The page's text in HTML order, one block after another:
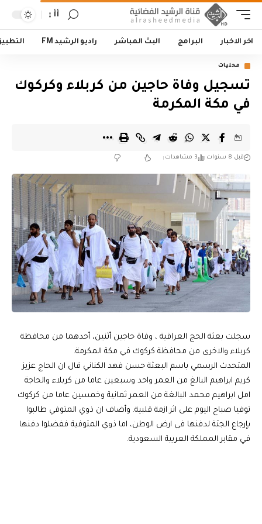
أأ
اخر الاخبار البرامج البث المباشر راديو الرشيد FM
محليات
تسجيل وفاة حاجين من كربلاء وكركوك
في مكة المكرمة
قبل 8 سنوات 3 مشاهدات
سجلت بعثة الحج العراقية ، وفاة حاجين أثنين، أحدهما من محافظة
كربلاء والاخرى من محافظة كركوك في مكة المكرمة.
المتحدث الرسمي باسم البعثة حسن فهد الكناني قال ان الحاج عزيز
كريم ابراهيم البالغ من العمر واحد وسبعين عاما من كربلاء والحاجة
امل ابراهيم محمد البالغة من العمر ثمانية وخمسين عاما من كركوك
توفيا صباح اليوم على اثر ازمة قلبية. وأضاف ان ذوي المتوفي طالبوا
بإرجاع الجثة لدفنها في ارض الوطن، اما ذوي المتوفية ففضلوا دفنها
في مقابر المملكة العربية السعودية.